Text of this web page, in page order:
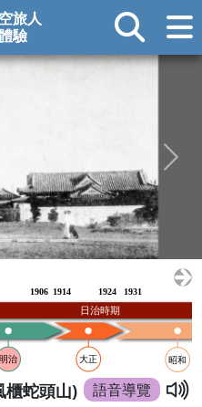
旅人
驗
日治時期
1906 1914 1924 1931
明治 大正 昭和
櫃蛇頭山) 語音導覽